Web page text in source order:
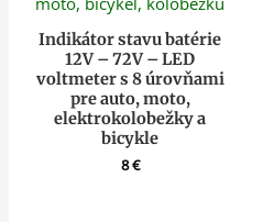
Indikátor stavu batérie
12V – 72V – LED
voltmeter s 8 úrovňami
pre auto, moto,
elektrokolobežky a
bicykle
8€